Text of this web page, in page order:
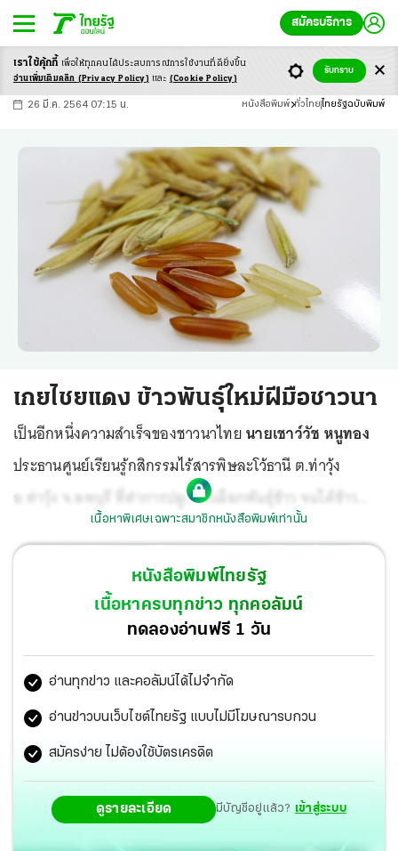
สมัครบริการ
-ก ก ก+
26 มี.ค. 2564 07:15 น. หนังสือพิมพ์ ทั่วไทย ไทยรัฐฉบับพิมพ์
เกยไชยแดง ข้าวพันธุ์ใหม่ฝีมือชาวนา
เป็นอีกหนึ่งความสำเร็จของชาวนาไทยนายเชาว์วัช หนูทอง
ประธานศูนย์เรียนรู้กสิกรรมไร้สารพิษละโว้ธานี ต.ท่าวุ้ง
อ.ท่าวุ้ง จ.ลพบุรี ที่ทำการปลูกคัดเลือกพันธุ์ข้าว จนได้ข้าว
พันธุ์ใหม่ ยังไม่มีชื่อเรียกอย่างเป็นทางการ
เนื้อหาพิเศษเฉพาะสมาชิกหนังสือพิมพ์เท่านั้น
หนังสือพิมพ์ไทยรัฐ
เนื้อหาครบทุกข่าว ทุกคอลัมน์
ทดลองอ่านฟรี 1 วัน
อ่านทุกข่าว และคอลัมน์ได้ไม่จำกัด
อ่านข่าวบนเว็บไซต์ไทยรัฐ แบบไม่มีโฆษณารบกวน
สมัครง่าย ไม่ต้องใช้บัตรเครดิต
ดูรายละเอียด มีบัญชีอยู่แล้ว? เข้าสู่ระบบ
เราใช้คุ้กกี้ เพื่อให้ทุกคนได้ประสบการณ์การใช้งานที่ดียิ่งขึ้น
อ่านเพิ่มเติมคลิก (Privacy Policy) และ (Cookie Policy)
รับทราบ